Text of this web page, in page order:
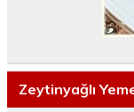
Zeytinyağlı